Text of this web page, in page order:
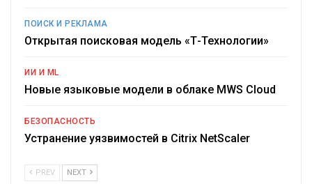
ПОИСК И РЕКЛАМА
Открытая поисковая модель «Т-Технологии»
ИИ И ML
Новые языковые модели в облаке MWS Cloud
БЕЗОПАСНОСТЬ
Устранение уязвимостей в Citrix NetScaler
PREV NEXT